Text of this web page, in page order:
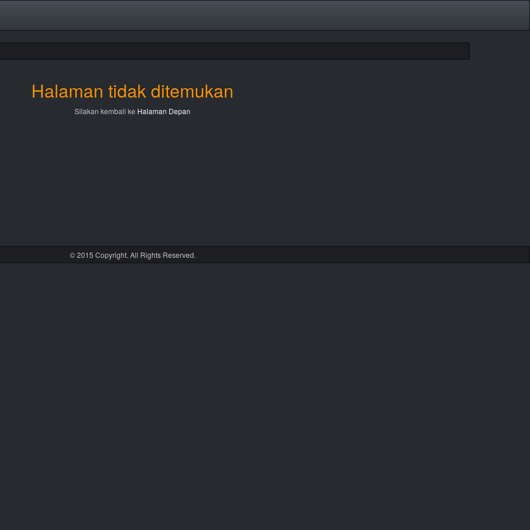
Halaman tidak ditemukan
Silakan kembali ke Halaman Depan
© 2015 Copyright. All Rights Reserved.